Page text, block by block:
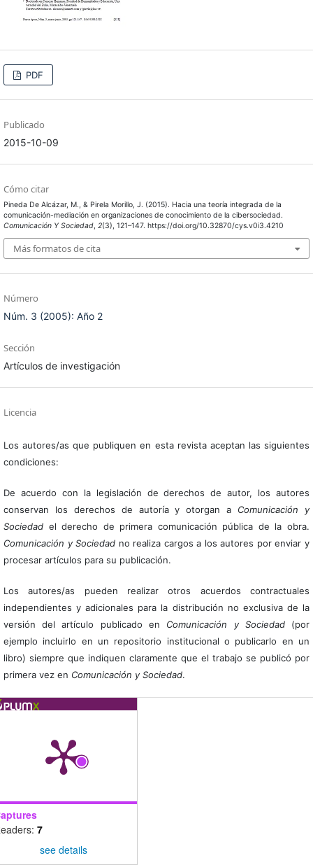
PDF
Publicado
2015-10-09
Cómo citar
Pineda De Alcázar, M., & Pirela Morillo, J. (2015). Hacia una teoría integrada de la
comunicación-mediación en organizaciones de conocimiento de la cibersociedad.
Comunicación Y Sociedad, 2(3), 121–147. https://doi.org/10.32870/cys.v0i3.4210
Más formatos de cita
Número
Núm. 3 (2005): Año 2
Sección
Artículos de investigación
Licencia
Los autores/as que publiquen en esta revista aceptan las siguientes
condiciones:
De acuerdo con la legislación de derechos de autor, los autores
conservan los derechos de autoría y otorgan a Comunicación y
Sociedadel derecho de primera comunicación pública de la obra.
Comunicación y Sociedad no realiza cargos a los autores por enviar y
procesar artículos para su publicación.
Los autores/as pueden realizar otros acuerdos contractuales
independientes y adicionales para la distribución no exclusiva de la
versión del artículo publicado en Comunicación y Sociedad(por
ejemplo incluirlo en un repositorio institucional o publicarlo en un
libro) siempre que indiquen claramente que el trabajo se publicó por
primera vez en Comunicación y Sociedad.
7
see details